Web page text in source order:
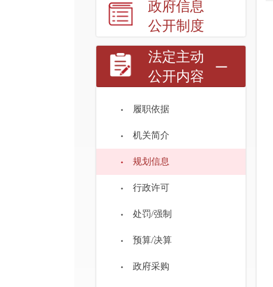
政府信息
公开制度
法定主动
公开内容
履职依据
机关简介
规划信息
行政许可
处罚/强制
预算/决算
政府采购